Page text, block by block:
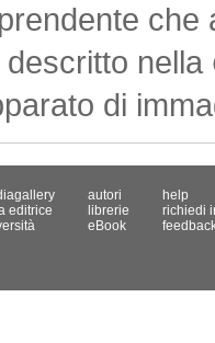
nella
di
editrice
autori
librerie
eBook
help
richiedi